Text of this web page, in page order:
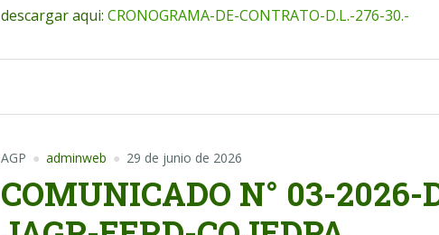
descargar aqui: CRONOGRAMA-DE-CONTRATO-D.L.-276-30.-
AGP adminweb 29 de junio de 2026
COMUNICADO N° 03-2026-